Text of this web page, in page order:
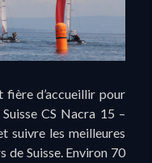
fière d’accueillir pour
CS Nacra 15 –
suivre les meilleures
de Suisse. Environ 70